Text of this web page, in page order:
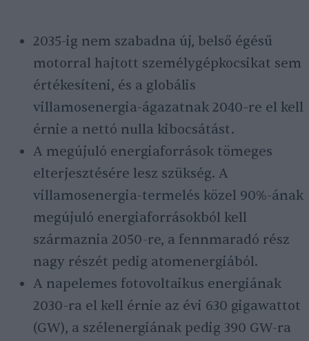
2035-ig nem szabadna új, belső égésű
motorral hajtott személygépkocsikat sem
értékesíteni, és a globális
villamosenergia-ágazatnak 2040-re el kell
érnie a nettó nulla kibocsátást.
A megújuló energiaforrások tömeges
elterjesztésére lesz szükség. A
villamosenergia-termelés közel 90%-ának
megújuló energiaforrásokból kell
származnia 2050-re, a fennmaradó rész
nagy részét pedig atomenergiából.
A napelemes fotovoltaikus energiának
2030-ra el kell érnie az évi 630 gigawattot
(GW), a szélenergiának pedig 390 GW-ra